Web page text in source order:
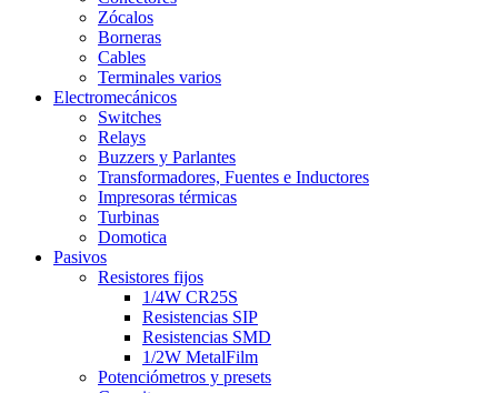
Zócalos
Borneras
Cables
Terminales varios
Electromecánicos
Switches
Relays
Buzzers y Parlantes
Transformadores, Fuentes e Inductores
Impresoras térmicas
Turbinas
Domotica
Pasivos
Resistores fijos
1/4W CR25S
Resistencias SIP
Resistencias SMD
1/2W MetalFilm
Potenciómetros y presets